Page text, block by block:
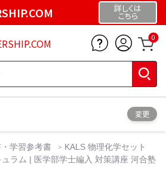
詳しくは
こちら
0
変更
学習参考書
KALS 物理化学セット
ラム | 医学部学士編入 対策講座 河合塾